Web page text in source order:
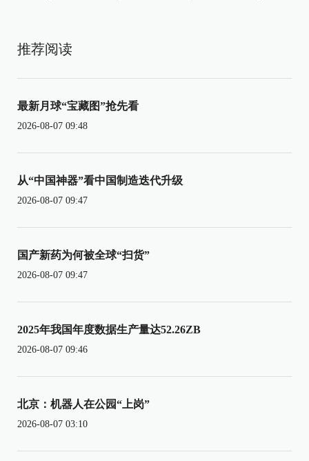
推荐阅读
最新月球“宝藏图”抢先看
2026-08-07 09:48
从“中国神器”看中国制造迭代升级
2026-08-07 09:47
国产新药为何被全球“扫货”
2026-08-07 09:47
2025年我国年度数据生产量达52.26ZB
2026-08-07 09:46
北京：机器人在公园“上岗”
2026-08-07 03:10